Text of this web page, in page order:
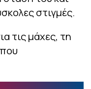
στιγμές.
τις μάχες, τη